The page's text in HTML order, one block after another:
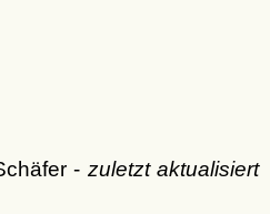
- zuletzt aktualisiert